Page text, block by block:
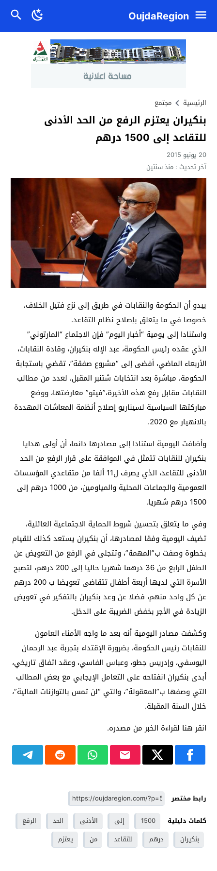
OujdaRegion
الرئيسية مجتمع
بنكيران يعتزم الرفع من الحد الأدنى
للتقاعد إلى 1500 درهم
20 يونيو 2015
آخر تحديث :منذ سنتين
يبدو أن الحكومة والنقابات في طريق إلى نزع فتيل الخلاف،
خصوصا في ما يتعلق بإصلاح نظام التقاعد.
واستنادا إلى يومية “أخبار اليوم” فإن الاجتماع “المارتوني”
الذي عقده رئيس الحكومة، عبد الإله بنكيران، وقادة النقابات،
الأربعاء الماضي، أفضى إلى “مشروع صفقة”، تقضي باستجابة
الحكومة، مباشرة بعد انتخابات شتنبر المقبل، لعدد من مطالب
النقابات مقابل رفع هذه الأخيرة،”فيتو” معارضتها، ووضع
مباركتها السياسية لسيناريو إصلاح أنظمة المعاشات المهددة
بالانهيار مع 2020.
وأضافت اليومية استنادا إلى مصادرها دائما، أن أولى هدايا
بنكيران للنقابات تتمثل في الموافقة على قرار الرفع من الحد
الأدنى للتقاعد، الذي يصرف ل11 ألفا من متقاعدي المؤسسات
العمومية والجماعات المحلية والمياومين، من 1000 درهم إلى
1500 درهم شهريا.
وفي ما يتعلق بتحسين شروط الحماية الاجتماعية العائلية،
تضيف اليومية وفقا لمصادرها، أن بنكيران يستعد كذلك للقيام
بخطوة وصفت ب”المهمة”، وتتجلى في الرفع من التعويض عن
الطفل الرابع من 36 درهما شهريا حاليا إلى 200 درهم، لتصبح
الأسرة التي لديها أربعة أطفال تتقاضى تعويضا ب 200 درهم
عن كل واحد منهم، فضلا عن وعد بنكيران بالتفكير في تعويض
الزيادة في الأجر بخفض الضريبة على الدخل.
وكشفت مصادر اليومية أنه بعد ما واجه الأمناء العامون
للنقابات رئيس الحكومة، بضرورة الإقتداء بتجربة عبد الرحمان
اليوسفي، وإدريس جطو، وعباس الفاسي، وعقد اتفاق تاريخي،
أبدى بنكيران انفتاحه على التعامل الإيجابي مع بعض المطالب
التي وصفها ب”المعقولة”، والتي “لن تمس بالتوازنات المالية”،
خلال السنة المقبلة.
انقر هنا لقراءة الخبر من مصدره.
رابط مختصر
كلمات دليلية
1500 إلى الأدنى الحد
الرفع
بنكيران
درهم للتقاعد من يعتزم